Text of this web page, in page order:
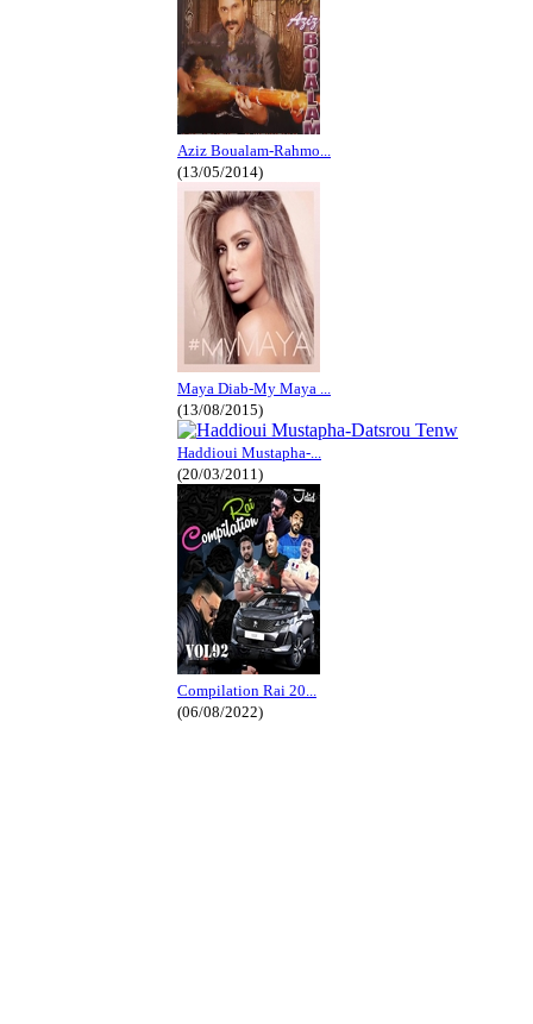
Aziz Boualam-Rahmo...
(13/05/2014)
Maya Diab-My Maya ...
(13/08/2015)
Haddioui Mustapha-...
(20/03/2011)
Compilation Rai 20...
(06/08/2022)